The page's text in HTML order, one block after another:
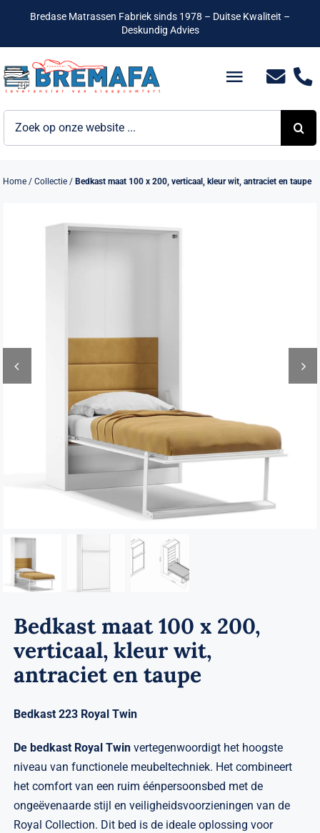
inhoud
Bredase Matrassen Fabriek sinds 1978 – Duitse Kwaliteit –
Deskundig Advies
Toggle
Bedden
Brandvertragend
Home /Collectie /Bedkast maat 100 x 200, verticaal, kleur wit, antraciet en taupe
Bedkast maat 100 x 200,
verticaal, kleur wit,
antraciet en taupe
Bedkast 223 Royal Twin
De bedkast Royal Twin vertegenwoordigt het hoogste
niveau van functionele meubeltechniek. Het combineert
het comfort van een ruim éénpersoonsbed met de
ongeëvenaarde stijl en veiligheidsvoorzieningen van de
Royal Collection. Dit bed is de ideale oplossing voor